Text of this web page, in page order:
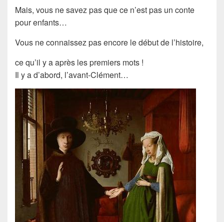
Mais, vous ne savez pas quece n’est pas un conte
pour enfants…
Vous ne connaissez pas encore le début de l’histoire,
ce qu’il y a après les premiers mots !
Il y a d’abord, l’avant-Clément…